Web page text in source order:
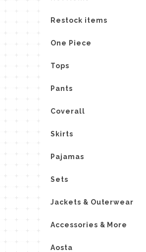
Restock items
One Piece
Tops
Pants
Coverall
Skirts
Pajamas
Sets
Jackets & Outerwear
Accessories & More
Aosta